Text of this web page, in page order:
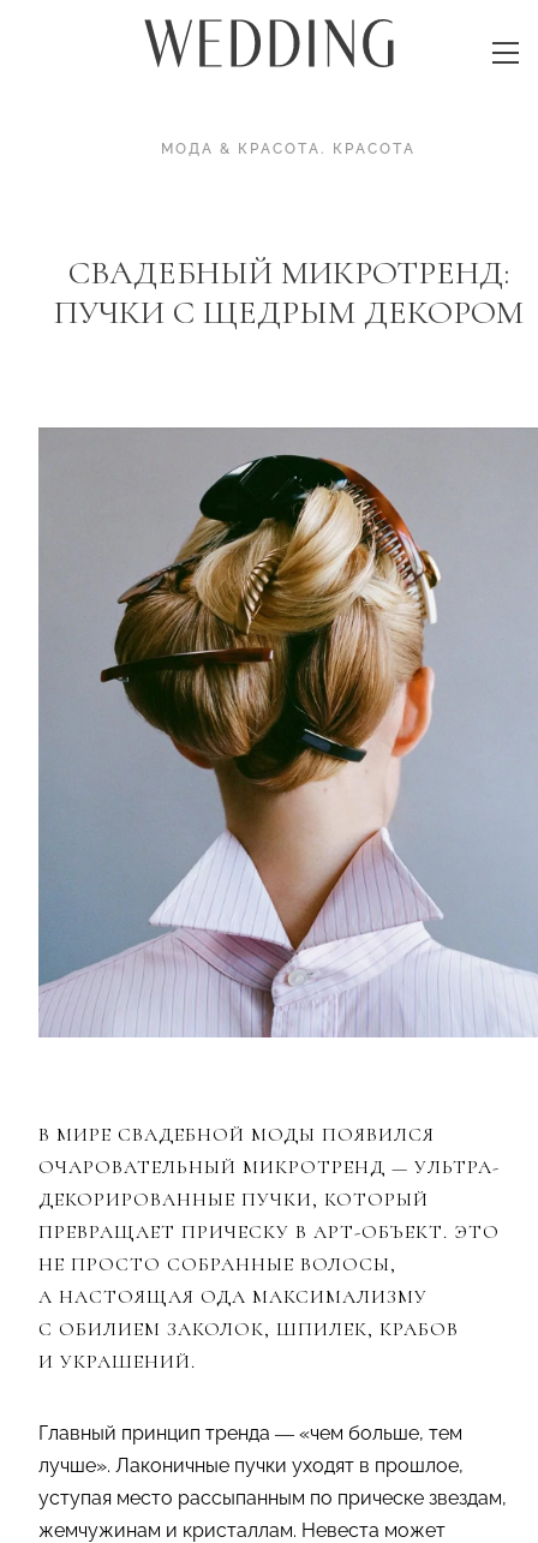
МОДА & КРАСОТА. КРАСОТА
СВАДЕБНЫЙ МИКРОТРЕНД:
ПУЧКИ С ЩЕДРЫМ ДЕКОРОМ
В МИРЕ СВАДЕБНОЙ МОДЫ ПОЯВИЛСЯ
ОЧАРОВАТЕЛЬНЫЙ МИКРОТРЕНД — УЛЬТРА-
ДЕКОРИРОВАННЫЕ ПУЧКИ, КОТОРЫЙ
ПРЕВРАЩАЕТ ПРИЧЕСКУ В АРТ-ОБЪЕКТ. ЭТО
НЕ ПРОСТО СОБРАННЫЕ ВОЛОСЫ,
А НАСТОЯЩАЯ ОДА МАКСИМАЛИЗМУ
С ОБИЛИЕМ ЗАКОЛОК, ШПИЛЕК, КРАБОВ
И УКРАШЕНИЙ.
Главный принцип тренда — «чем больше, тем
лучше». Лаконичные пучки уходят в прошлое,
уступая место рассыпанным по прическе звездам,
жемчужинам и кристаллам. Невеста может